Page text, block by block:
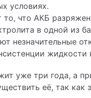
условиях.
то, что АКБ
в одной из
незначительные
жидкости
уже три года, а
её, так